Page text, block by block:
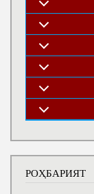
РОҲБАРИЯТ